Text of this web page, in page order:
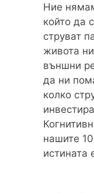
Ние
който да
струват
живота
външни
да ни
колко
нашите
истината